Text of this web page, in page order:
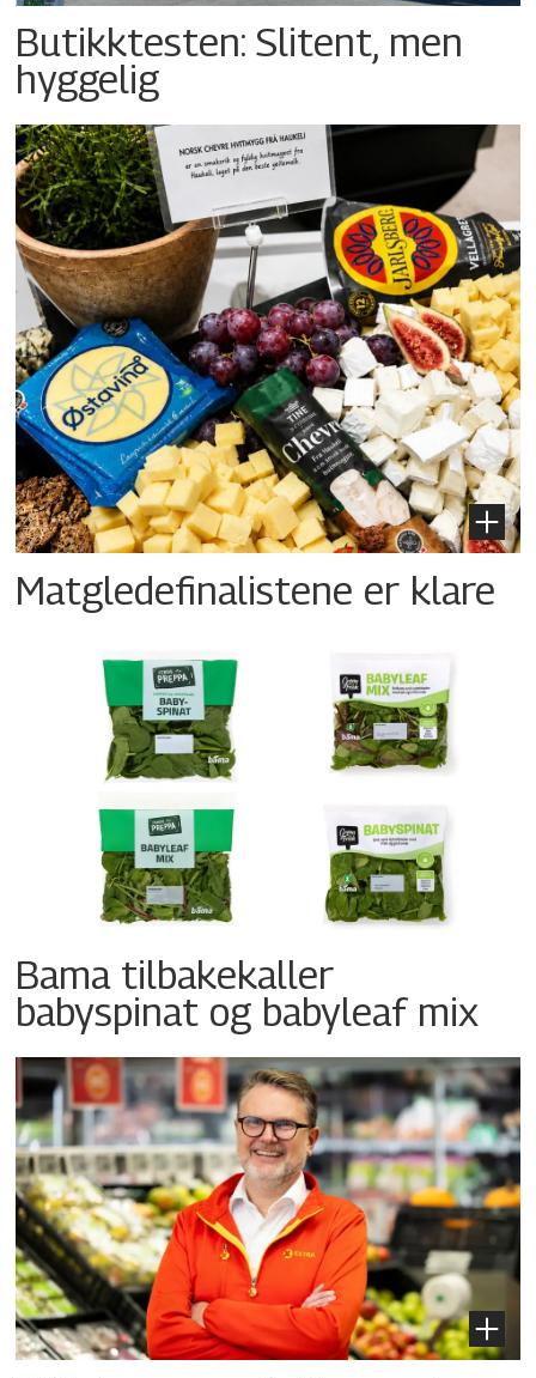
Butikktesten: Slitent, men
hyggelig
Matgledefinalistene er klare
Bama tilbakekaller
babyspinat og babyleaf mix